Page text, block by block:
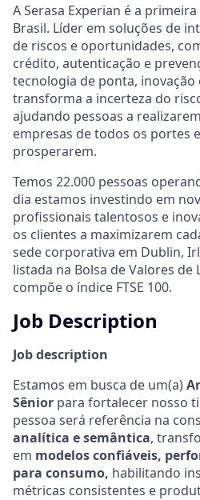
A Serasa Experian é a
Brasil. Líder em soluções de
de riscos e oportunidades,
crédito, autenticação e
tecnologia de ponta,
transforma a incerteza do
ajudando pessoas a
empresas de todos os portes
prosperarem.
Temos 22.000 pessoas
dia estamos investindo em
profissionais talentosos e
os clientes a maximizarem
sede corporativa em Dublin,
listada na Bolsa de Valores de
compõe o índice FTSE 100.
Job Description
Job description
Estamos em busca de um(a)
Sênior para fortalecer nosso
pessoa será referência na
analítica e semântica,
em modelos confiáveis,
para consumo, habilitando
métricas consistentes e